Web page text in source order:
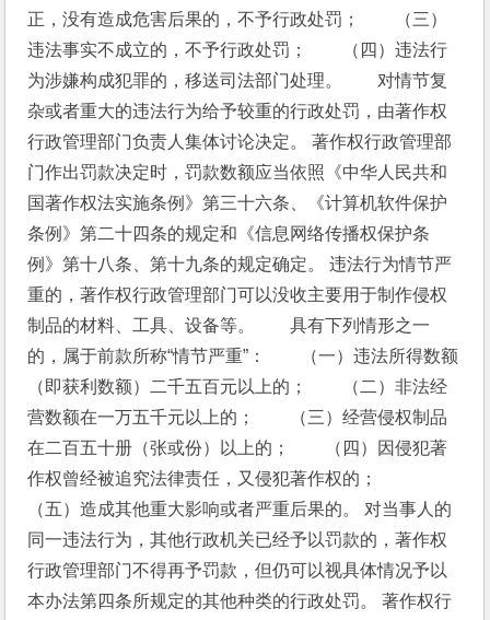
正，没有造成危害后果的，不予行政处罚；　　（三）
违法事实不成立的，不予行政处罚；　　（四）违法行
为涉嫌构成犯罪的，移送司法部门处理。　　对情节复
杂或者重大的违法行为给予较重的行政处罚，由著作权
行政管理部门负责人集体讨论决定。 著作权行政管理部
门作出罚款决定时，罚款数额应当依照《中华人民共和
国著作权法实施条例》第三十六条、《计算机软件保护
条例》第二十四条的规定和《信息网络传播权保护条
例》第十八条、第十九条的规定确定。 违法行为情节严
重的，著作权行政管理部门可以没收主要用于制作侵权
制品的材料、工具、设备等。　　具有下列情形之一
的，属于前款所称“情节严重”：　　（一）违法所得数额
（即获利数额）二千五百元以上的；　　（二）非法经
营数额在一万五千元以上的；　　（三）经营侵权制品
在二百五十册（张或份）以上的；　　（四）因侵犯著
作权曾经被追究法律责任，又侵犯著作权的；
（五）造成其他重大影响或者严重后果的。 对当事人的
同一违法行为，其他行政机关已经予以罚款的，著作权
行政管理部门不得再予罚款，但仍可以视具体情况予以
本办法第四条所规定的其他种类的行政处罚。 著作权行